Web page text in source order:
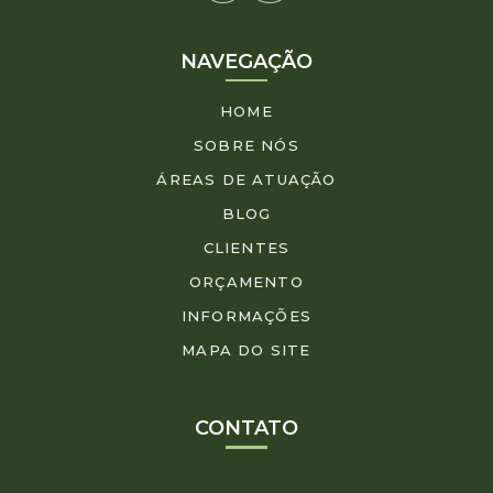
NAVEGAÇÃO
HOME
SOBRE NÓS
ÁREAS DE ATUAÇÃO
BLOG
CLIENTES
ORÇAMENTO
INFORMAÇÕES
MAPA DO SITE
CONTATO